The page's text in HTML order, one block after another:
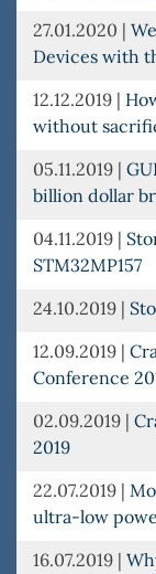
27.01.2020 |
Devices with
12.12.2019 |
without
05.11.2019 |
billion dollar
04.11.2019 |
STM32MP157
24.10.2019 |
12.09.2019 |
Conference
02.09.2019 |
2019
22.07.2019 |
ultra-low
16.07.2019 |